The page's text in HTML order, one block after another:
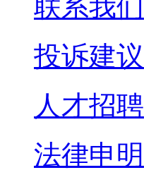
联系我们
投诉建议
人才招聘
法律申明